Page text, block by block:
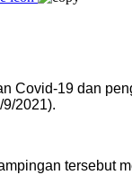
Covid-19 dan
2021).
tersebut